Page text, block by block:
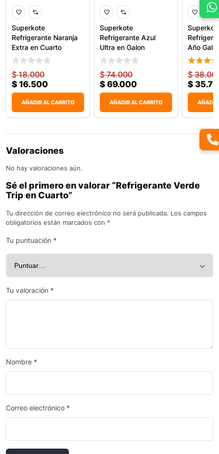
Superkote
Refrigerante Naranja
Extra en Cuarto
$18.000
$ 16.500
AÑADIR AL CARRITO
Superkote
Refrigerante Azul
Ultra en Galon
$74.000
$ 69.000
AÑADIR AL CARRITO
Año
$
$
AÑADIR
Valoraciones
No hay valoraciones aún.
Sé el primero en valorar “Refrigerante Verde
Trip en Cuarto”
Tu dirección de correo electrónico no será publicada. Los campos
obligatorios están marcados con *
Tu puntuación *
Tu valoración *
Nombre *
Correo electrónico *